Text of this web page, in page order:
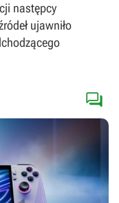
następcy
ujawniło
